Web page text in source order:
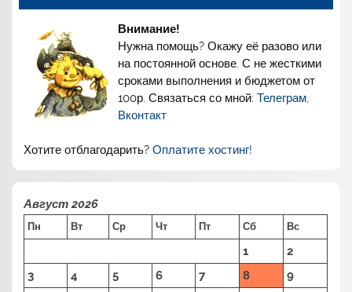
Внимание!
Нужна помощь? Окажу её разово или
на постоянной основе. С не жесткими
сроками выполнения и бюджетом от
100р. Связаться со мной:Телеграм,
Вконтакт
Хотите отблагодарить?Оплатите хостинг!
Август 2026
Пн Вт Ср Чт Пт Сб Вс
1
2
3
4 5 6 7 8
9